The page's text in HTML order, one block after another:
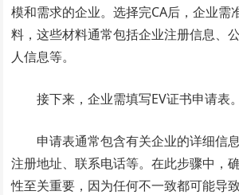
模和需求的企业。选择完CA后，企业需
料，这些材料通常包括企业注册信息、
人信息等。
接下来，企业需填写EV证书申请表。
申请表通常包含有关企业的详细信
注册地址、联系电话等。在此步骤中，
性至关重要，因为任何不一致都可能导